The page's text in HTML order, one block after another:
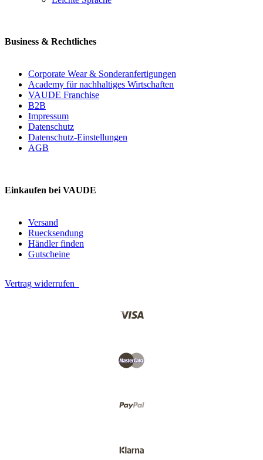
Business & Rechtliches
Corporate Wear & Sonderanfertigungen
Academy für nachhaltiges Wirtschaften
VAUDE Franchise
B2B
Impressum
Datenschutz
Datenschutz-Einstellungen
AGB
Einkaufen bei VAUDE
Versand
Ruecksendung
Händler finden
Gutscheine
Vertrag widerrufen